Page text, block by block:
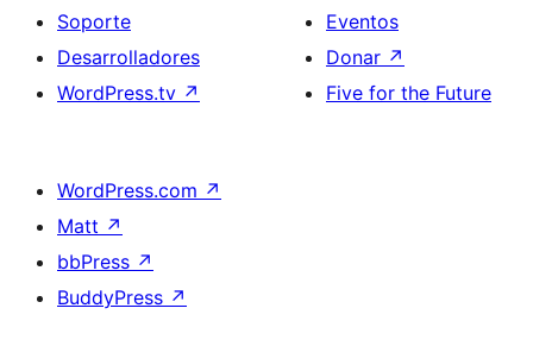
Soporte
Desarrolladores
WordPress.tv ↗
Eventos
Donar ↗
Five for the Future
WordPress.com ↗
Matt ↗
bbPress ↗
BuddyPress ↗